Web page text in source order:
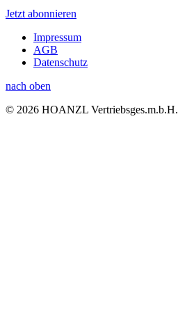
Jetzt abonnieren
Impressum
AGB
Datenschutz
nach oben
© 2026 HOANZL Vertriebsges.m.b.H.